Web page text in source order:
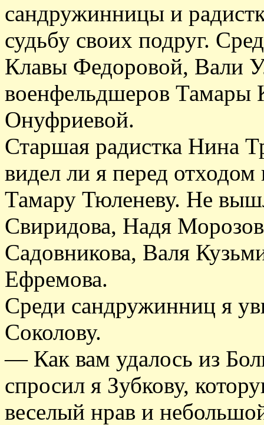
сандружинницы и
судьбу своих подруг.
Клавы Федоровой, Вали
военфельдшеров Тамары
Онуфриевой.
Старшая радистка Нина
видел ли я перед
Тамару Тюленеву. Не
Свиридова, Надя
Садовникова, Валя
Ефремова.
Среди сандружинниц я
Соколову.
— Как вам удалось из
спросил я Зубкову,
веселый нрав и